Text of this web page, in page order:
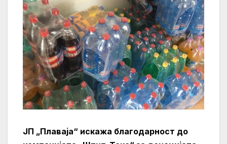
ЈП „Плаваја“ искажа благодарност до